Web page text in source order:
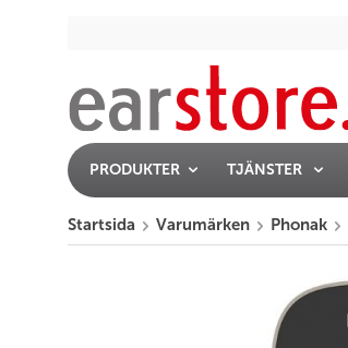
PRODUKTER TJÄNSTER
Startsida Varumärken Phonak